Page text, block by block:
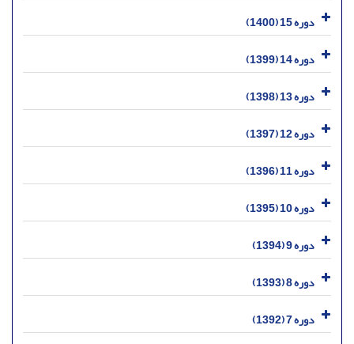
دوره 15 (1400)
دوره 14 (1399)
دوره 13 (1398)
دوره 12 (1397)
دوره 11 (1396)
دوره 10 (1395)
دوره 9 (1394)
دوره 8 (1393)
دوره 7 (1392)